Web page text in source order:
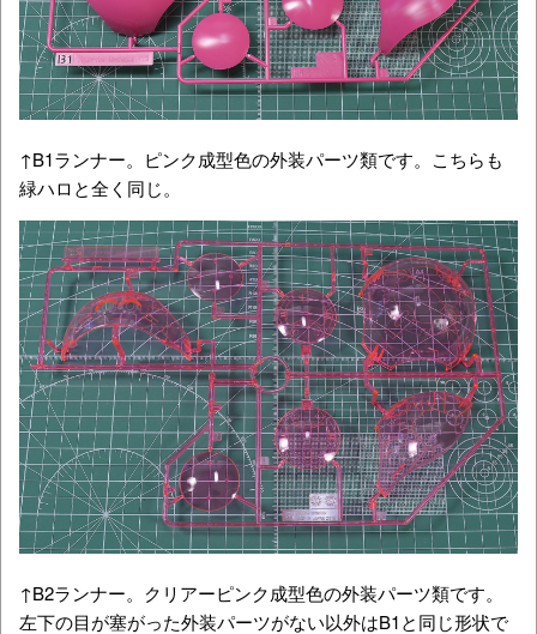
↑B1ランナー。ピンク成型色の外装パーツ類です。こちらも
緑ハロと全く同じ。
↑B2ランナー。クリアーピンク成型色の外装パーツ類です。
左下の目が塞がった外装パーツがない以外はB1と同じ形状で